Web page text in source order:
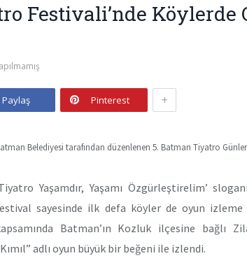
Festivali’nde Köylerde
Paylaş Pinterest +
Belediyesi tarafından düzenlenen 5. Batman Tiyatro
Yaşamdır, Yaşamı Özgürleştirelim’
sayesinde ilk defa köyler de oyun izleme
Batman’ın Kozluk ilçesine bağlı
adlı oyun büyük bir beğeni ile izlendi.